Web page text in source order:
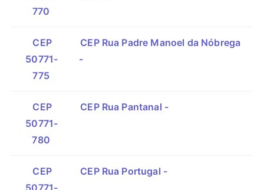
770
CEP
50771-
775
CEP Rua Padre Manoel da Nóbrega
-
CEP
50771-
780
CEP Rua Pantanal -
CEP
50771-
CEP Rua Portugal -